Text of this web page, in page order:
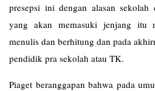
presepsi ini dengan alasan sekolah
yang akan memasuki jenjang itu
menulis dan berhitung dan pada
pendidik pra sekolah atau TK.
Piaget beranggapan bahwa pada